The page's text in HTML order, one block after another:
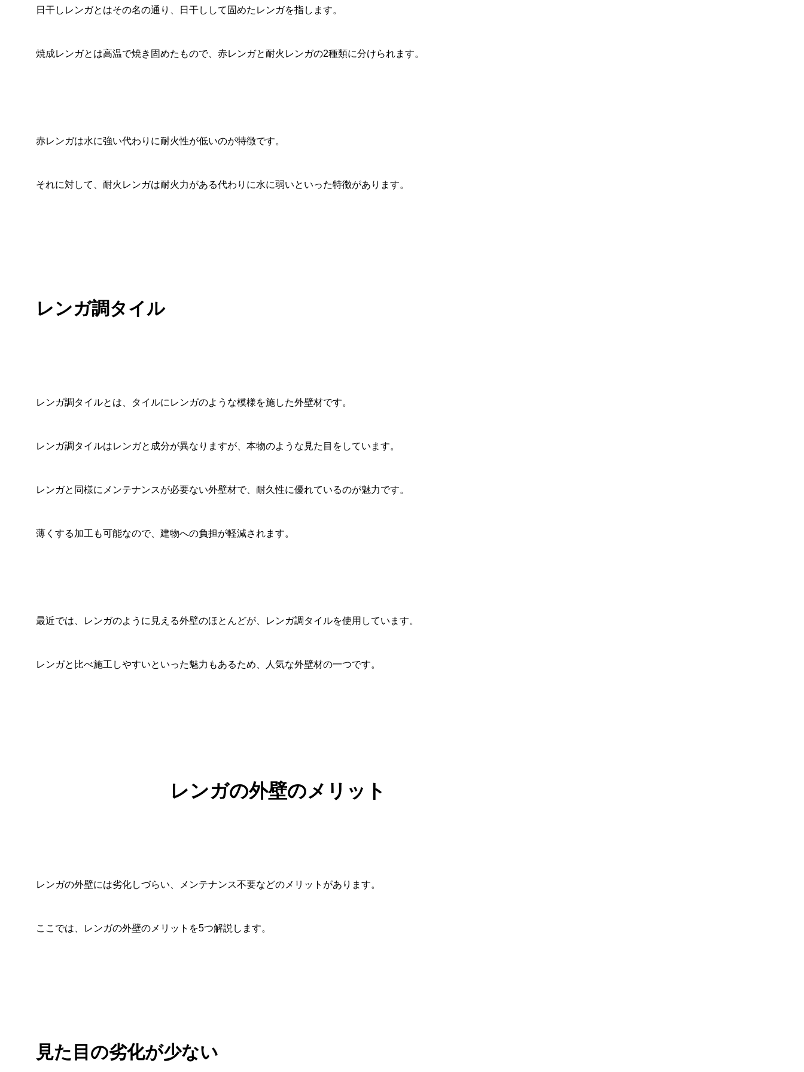
日干しレンガとはその名の通り、日干しして固めたレンガを指します。
焼成レンガとは高温で焼き固めたもので、赤レンガと耐火レンガの2種類に分けられます。
赤レンガは水に強い代わりに耐火性が低いのが特徴です。
それに対して、耐火レンガは耐火力がある代わりに水に弱いといった特徴があります。
レンガ調タイル
レンガ調タイルとは、タイルにレンガのような模様を施した外壁材です。
レンガ調タイルはレンガと成分が異なりますが、本物のような見た目をしています。
レンガと同様にメンテナンスが必要ない外壁材で、耐久性に優れているのが魅力です。
薄くする加工も可能なので、建物への負担が軽減されます。
最近では、レンガのように見える外壁のほとんどが、レンガ調タイルを使用しています。
レンガと比べ施工しやすいといった魅力もあるため、人気な外壁材の一つです。
レンガの外壁のメリット
レンガの外壁には劣化しづらい、メンテナンス不要などのメリットがあります。
ここでは、レンガの外壁のメリットを5つ解説します。
見た目の劣化が少ない